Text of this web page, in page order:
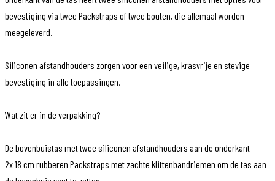
bevestiging via twee Packstraps of twee bouten, die allemaal worden
meegeleverd.
Siliconen afstandhouders zorgen voor een veilige, krasvrije en stevige
bevestiging in alle toepassingen.
Wat zit er in de verpakking?
De bovenbuistas met twee siliconen afstandhouders aan de onderkant
2x 18 cm rubberen Packstraps met zachte klittenbandriemen om de tas aan